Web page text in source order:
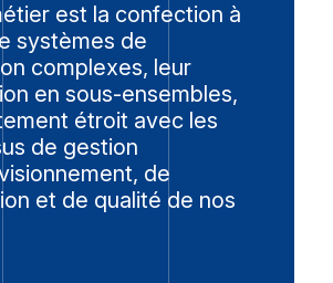
est la confection à
systèmes de
complexes, leur
en sous-ensembles,
étroit avec les
de gestion
de
et de qualité de nos